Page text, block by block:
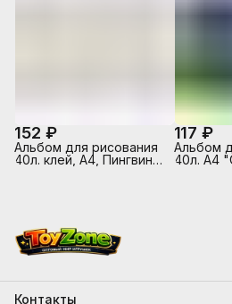
152 ₽
Альбом для рисования
40л. клей, А4, Пингвины
117 ₽
Альбом
40л. А4
Контакты